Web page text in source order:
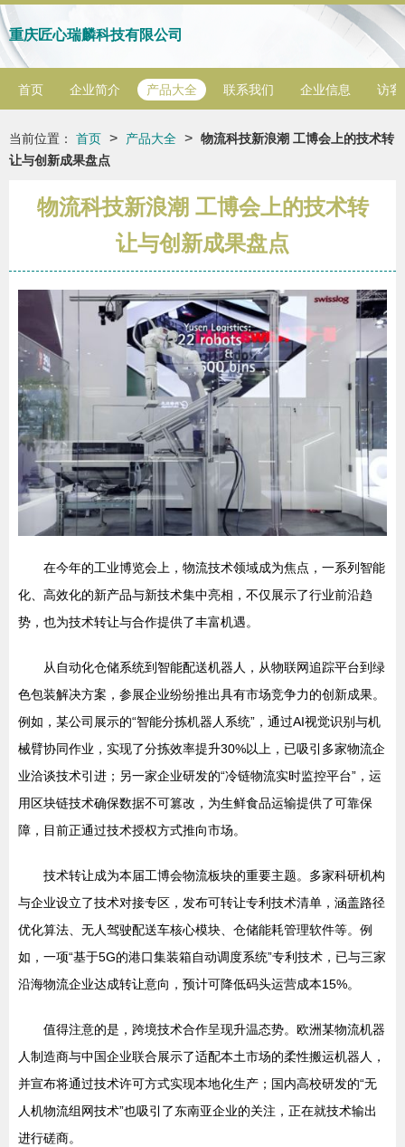
重庆匠心瑞麟科技有限公司
首页 企业简介 产品大全 联系我们 企业信息 访客
当前位置： 首页 > 产品大全 > 物流科技新浪潮 工博会上的技术转
让与创新成果盘点
物流科技新浪潮 工博会上的技术转
让与创新成果盘点
在今年的工业博览会上，物流技术领域成为焦点，一系列智能
化、高效化的新产品与新技术集中亮相，不仅展示了行业前沿趋
势，也为技术转让与合作提供了丰富机遇。
从自动化仓储系统到智能配送机器人，从物联网追踪平台到绿
色包装解决方案，参展企业纷纷推出具有市场竞争力的创新成果。
例如，某公司展示的“智能分拣机器人系统”，通过AI视觉识别与机
械臂协同作业，实现了分拣效率提升30%以上，已吸引多家物流企
业洽谈技术引进；另一家企业研发的“冷链物流实时监控平台”，运
用区块链技术确保数据不可篡改，为生鲜食品运输提供了可靠保
障，目前正通过技术授权方式推向市场。
技术转让成为本届工博会物流板块的重要主题。多家科研机构
与企业设立了技术对接专区，发布可转让专利技术清单，涵盖路径
优化算法、无人驾驶配送车核心模块、仓储能耗管理软件等。例
如，一项“基于5G的港口集装箱自动调度系统”专利技术，已与三家
沿海物流企业达成转让意向，预计可降低码头运营成本15%。
值得注意的是，跨境技术合作呈现升温态势。欧洲某物流机器
人制造商与中国企业联合展示了适配本土市场的柔性搬运机器人，
并宣布将通过技术许可方式实现本地化生产；国内高校研发的“无
人机物流组网技术”也吸引了东南亚企业的关注，正在就技术输出
进行磋商。